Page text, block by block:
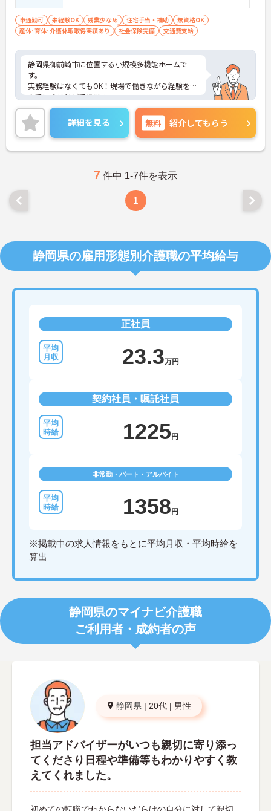
車通勤可 未経験OK 残業少なめ 住宅手当・補助
無資格OK
産休･育休･介護休暇取得実績あり
社会保険完備 交通費支給
静岡県御前崎市に位置する小規模多機能ホームで
す。
実務経験はなくてもOK！現場で働きながら経験を積
んでいくことができます。
マイカー通勤が可能なため、通勤に便利です。
ご興味をお持ちの方はお気軽にお問い合わせくださ
い。
詳細を見る 無料 紹介してもらう
7 件中 1-7件を表示
1
静岡県の雇用形態別介護職の平均給与
正社員
23.3万円
契約社員・嘱託社員
1225円
非常勤・パート・アルバイト
1358円
※掲載中の求人情報をもとに平均月収・平均時給を
算出
静岡県のマイナビ介護職
ご利用者・成約者の声
静岡県 | 20代 | 男性
担当アドバイザーがいつも親切に寄り添っ
てくださり日程や準備等もわかりやすく教
えてくれました。